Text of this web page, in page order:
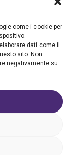
come i cookie per
dati come il
sito. Non
negativamente su